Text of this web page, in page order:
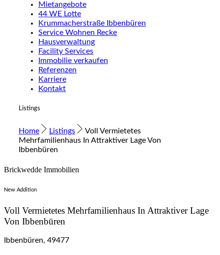
Mietangebote
44 WE Lotte
Krummacherstraße Ibbenbüren
Service Wohnen Recke
Hausverwaltung
Facility Services
Immobilie verkaufen
Referenzen
Karriere
Kontakt
Listings
Home Listings
Voll Vermietetes
Mehrfamilienhaus In Attraktiver Lage Von
Ibbenbüren
Brickwedde Immobilien
New Addition
Voll Vermietetes Mehrfamilienhaus In Attraktiver Lage
Von Ibbenbüren
Ibbenbüren, 49477